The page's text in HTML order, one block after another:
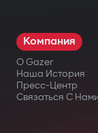
Компания
О Gazer
Наша История
Пресс-Центр
Связаться С Нами